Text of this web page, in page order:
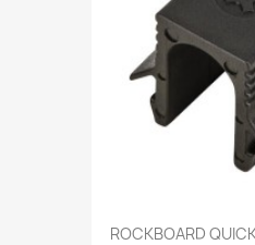
ROCKBOARD